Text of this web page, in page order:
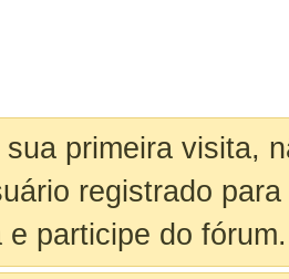
sua primeira visita,
registrado
e participe do fórum.